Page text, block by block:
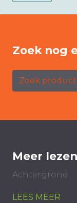
Zoek nog
Zoek product
Meer
Achtergrond
LEES MEER